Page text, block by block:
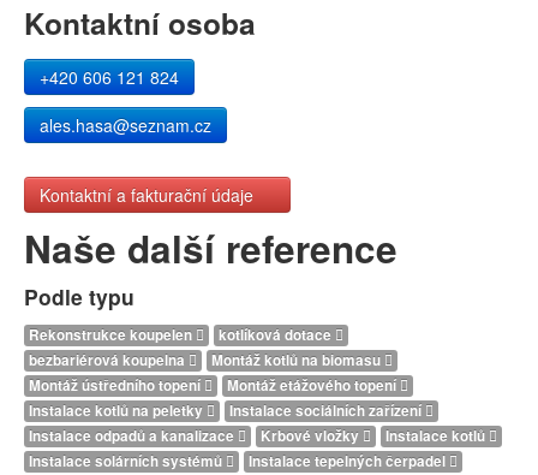
Kontaktní osoba
+420 606 121 824
ales.hasa@seznam.cz
Kontaktní a fakturační údaje
Naše další reference
Podle typu
Rekonstrukce koupelen
kotlíková dotace
bezbariérová koupelna
Montáž kotlů na biomasu
Montáž ústředního topení
Montáž etážového topení
Instalace kotlů na peletky
Instalace sociálních zařízení
Instalace odpadů a kanalizace
Krbové vložky
Instalace kotlů
Instalace solárních systémů
Instalace tepelných čerpadel